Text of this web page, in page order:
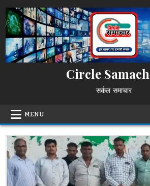
to
content
Circle
सर्कल समाचार
MENU